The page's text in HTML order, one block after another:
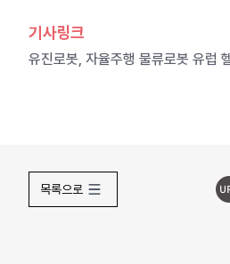
기사링크
유진로봇, 자율주행 물류로봇 유럽
목록으로